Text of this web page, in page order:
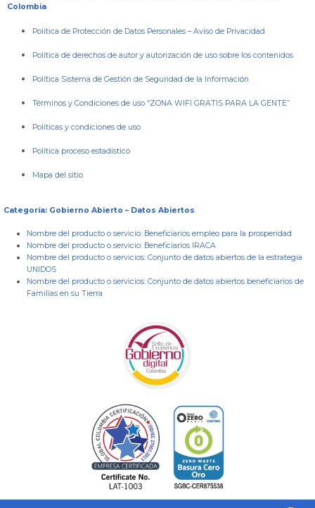
Colombia
Política de Protección de Datos Personales –Aviso de Privacidad
Política de derechos de autor y autorización de uso sobre los contenidos
Política Sistema de Gestión de Seguridad de la Información
Términos y Condiciones de uso “ZONA WIFI GRATIS PARA LA GENTE”
Políticas y condiciones de uso
Política proceso estadístico
Mapa del sitio
Categoría: Gobierno Abierto – Datos Abiertos
Nombre del producto o servicio: Beneficiarios empleo para la prosperidad
Nombre del producto o servicio: Beneficiarios IRACA
Nombre del producto o servicios: Conjunto de datos abiertos de la estrategia
UNIDOS
Nombre del producto o servicios: Conjunto de datos abiertos beneficiarios de
Familias en su Tierra